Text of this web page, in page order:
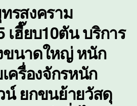
ขนา
ใหญ่
รสงคราม
เฮี๊ยบ10ตัน บริการ
ขนาดใหญ่ หนัก
ครื่องจักรหนัก
ยกขนย้ายวัสดุ